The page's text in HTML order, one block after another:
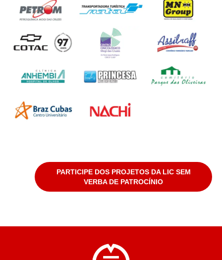
PARTICIPE DOS PROJETOS DA LIC SEM
VERBA DE PATROCÍNIO